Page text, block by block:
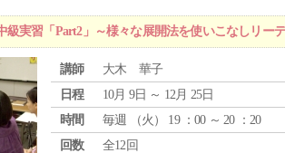
級実習「Part2」～様々な展開法を使いこなしリー
講師
大木 華子
日程
10月 9日 ～ 12月 25日
時間
毎週 （火 ） 19 ：00 ～ 20 ：20
回数
全12回